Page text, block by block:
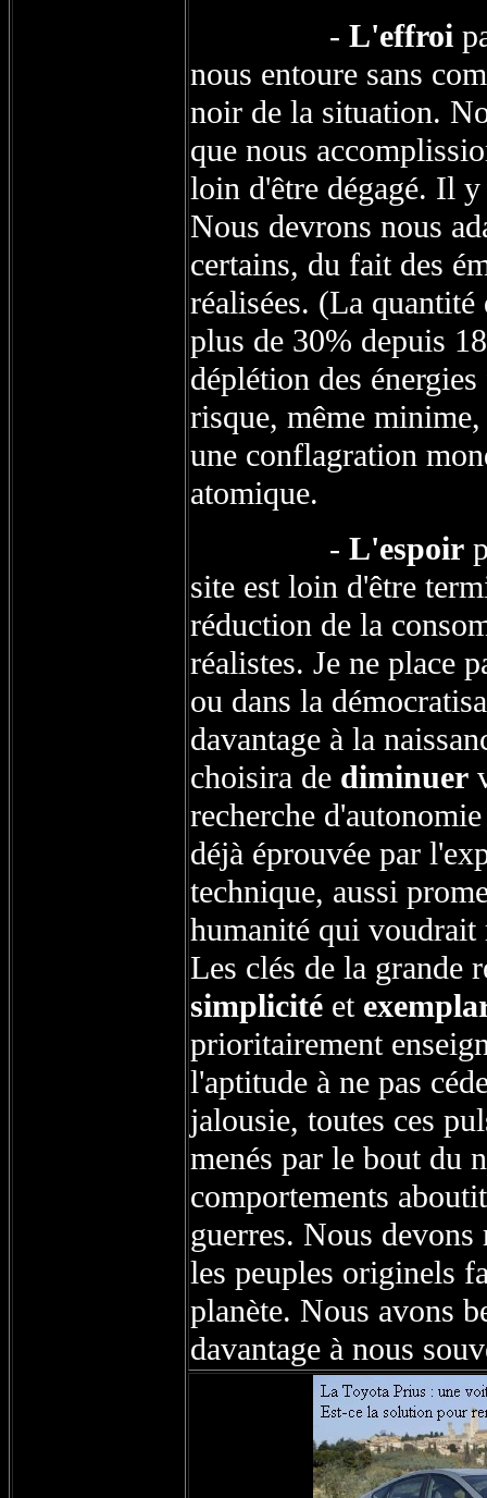
- L'effroi
nous entoure sans
noir de la situation.
que nous
loin d'être dégagé. Il
Nous devrons nous
certains, du fait des
réalisées. (La quantité
plus de 30% depuis
déplétion des
risque, même
une conflagration
atomique.
- L'espoir
site est loin d'être
réduction de la
réalistes. Je ne place
ou dans la
davantage à la
choisira de diminuer
recherche
déjà éprouvée par
technique, aussi
humanité qui voudrait
Les clés de la grande
simplicité et
prioritairement
l'aptitude à ne pas
jalousie, toutes ces
menés par le bout du
comportements
guerres. Nous
les peuples originels
planète. Nous avons
davantage à nous